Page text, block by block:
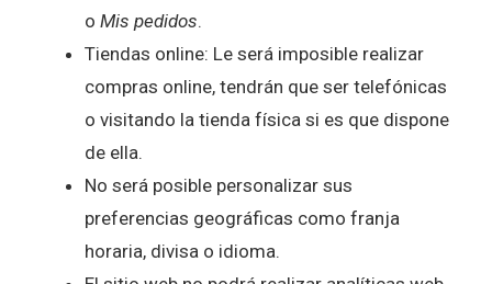
oMis pedidos.
Tiendas online: Le será imposible realizar
compras online, tendrán que ser telefónicas
o visitando la tienda física si es que dispone
de ella.
No será posible personalizar sus
preferencias geográficas como franja
horaria, divisa o idioma.